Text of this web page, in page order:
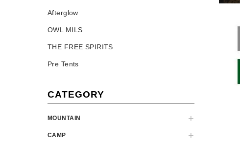
Afterglow
OWL MILS
THE FREE SPIRITS
Pre Tents
CATEGORY
MOUNTAIN
CAMP